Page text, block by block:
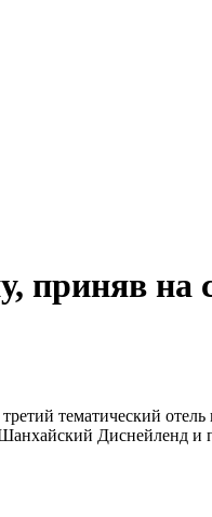
приняв на
тематический
Диснейленд и